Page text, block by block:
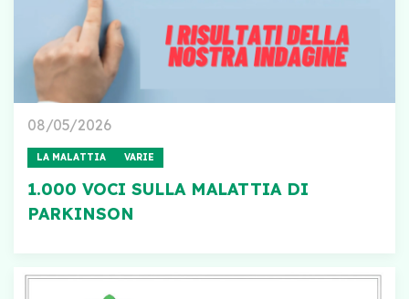
08/05/2026
LA MALATTIA VARIE
1.000 VOCI SULLA MALATTIA DI
PARKINSON